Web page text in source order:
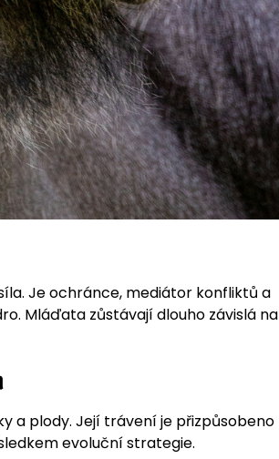
Je ochránce, mediátor konfliktů a
Mláďata zůstávají dlouho závislá na
a plody. Její trávení je přizpůsobeno
evoluční strategie.